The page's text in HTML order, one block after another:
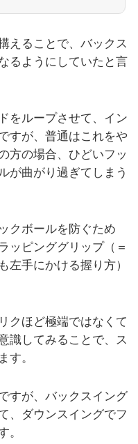
えることで、バックス
るようにしていたと言
をループさせて、イン
すが、普通はこれをや
方の場合、ひどいフッ
が曲がり過ぎてしまう
クボールを防ぐため
ッピンググリップ（＝
左手にかける握り方）
クほど極端ではなくて
識してみることで、ス
す。
すが、バックスイング
、ダウンスイングでフ
。